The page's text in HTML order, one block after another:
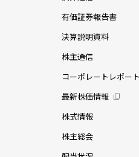
有価証券報告書
決算説明資料
株主通信
コーポレートレポート
最新株価情報
株式情報
株主総会